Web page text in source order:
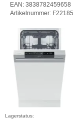
EAN: 3838782459658
Artikelnummer:
Lagerstatus: